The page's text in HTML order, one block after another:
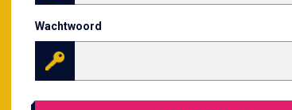
Wachtwoord